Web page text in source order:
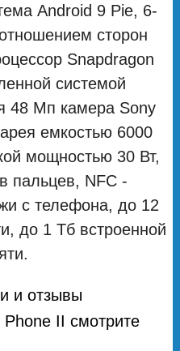
Android 9 Pie, 6-
сторон
Snapdragon
системой
48 Мп камера Sony
емкостью 6000
мощностью 30 Вт,
пальцев, NFC -
с телефона, до 12
до 1 Тб встроенной
и отзывы
II смотрите